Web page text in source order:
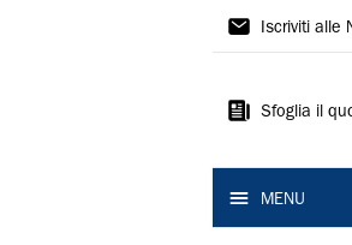
Il
Iscriviti alle
Sfoglia il
MENU